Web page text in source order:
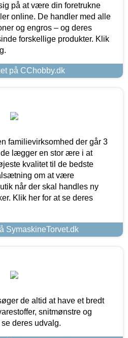
på at være din foretrukne
online. De handler med alle
og engros – og deres
forskellige produkter. Klik
på CChobby.dk
familievirksomhed der går 3
lægger en stor ære i at
kvalitet til de bedste
om at være
når der skal handles ny
Klik her for at se deres
SymaskineTorvet.dk
de altid at have et bredt
snitmønstre og
deres udvalg.